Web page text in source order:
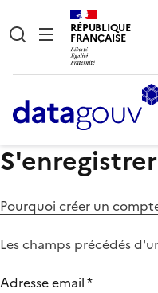
RÉPUBLIQUE
FRANÇAISE
S'enregistrer
Pourquoi créer un
Les champs précédés
Adresse email*